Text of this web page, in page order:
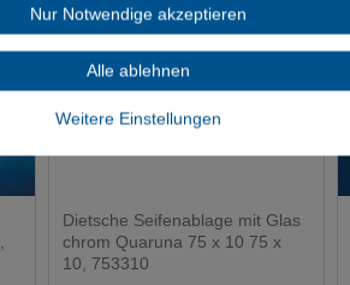
Dietsche Seifenablage mit Glas
chrom Quaruna 75 x 10 75 x
10, 753310
Nur Notwendige akzeptieren
Alle ablehnen
Weitere Einstellungen